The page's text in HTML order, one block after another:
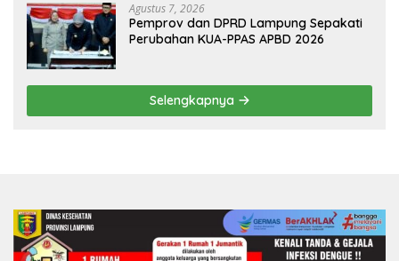
Agustus 7, 2026
Pemprov dan DPRD Lampung Sepakati
Perubahan KUA-PPAS APBD 2026
Selengkapnya